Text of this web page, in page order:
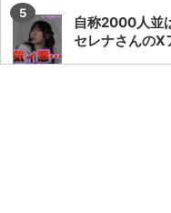
自称2000人並
セレナさんのX